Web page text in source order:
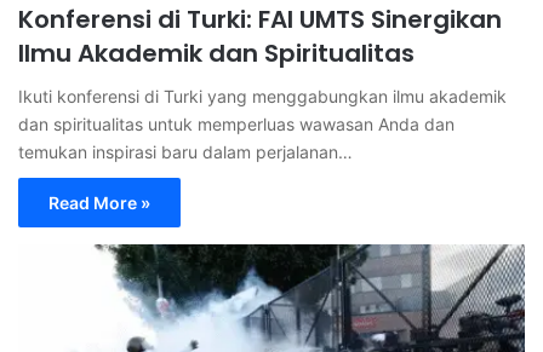
Konferensi di Turki: FAI UMTS Sinergikan
Ilmu Akademik dan Spiritualitas
Ikuti konferensi di Turki yang menggabungkan ilmu akademik
dan spiritualitas untuk memperluas wawasan Anda dan
temukan inspirasi baru dalam perjalanan…
Read More »